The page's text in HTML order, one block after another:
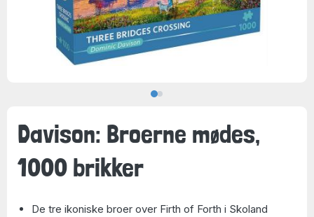
Davison: Broerne mødes,
1000 brikker
De tre ikoniske broer over Firth of Forth i Skoland